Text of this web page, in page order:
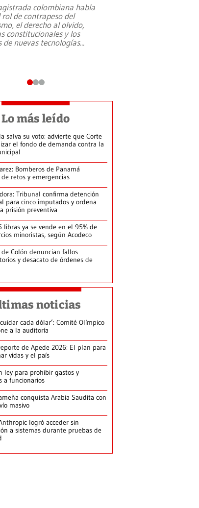
colombiana habla
rol de contrapeso del
el derecho al olvido,
constitucionales y los
de nuevas tecnologías...
Lo más leído
salva su voto: advierte que Corte
el fondo de demanda contra la
Bomberos de Panamá
retos y emergencias
Tribunal confirma detención
para cinco imputados y ordena
prisión preventiva
libras ya se vende en el 95% de
minoristas, según Acodeco
de Colón denuncian fallos
y desacato de órdenes de
noticias
cada dólar’: Comité Olímpico
a la auditoría
de Apede 2026: El plan para
vidas y el país
ley para prohibir gastos y
a funcionarios
conquista Arabia Saudita con
masivo
logró acceder sin
a sistemas durante pruebas de